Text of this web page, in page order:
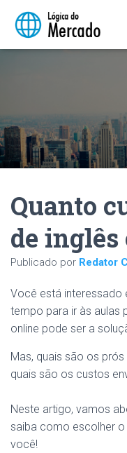
Quanto
de
Publicado por Redator
Você está interessado
tempo para ir às aulas
online pode ser a
Mas, quais são os
quais são os custos
Neste artigo, vamos
saiba como escolher
você!